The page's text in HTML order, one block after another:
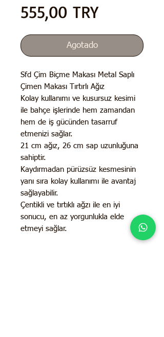
555,00 TRYPrecio
Agotado
Sfd Çim Biçme Makası Metal Saplı
Çimen Makası Tırtırlı Ağız
Kolay kullanımı ve kusursuz kesimi
ile bahçe işlerinde hem zamandan
hem de iş gücünden tasarruf
etmenizi sağlar.
21 cm ağız, 26 cm sap uzunluğuna
sahiptir.
Kaydırmadan pürüzsüz kesmesinin
yanı sıra kolay kullanımı ile avantaj
sağlayabilir.
Çentikli ve tırtıklı ağzı ile en iyi
sonucu, en az yorgunlukla elde
etmeyi sağlar.